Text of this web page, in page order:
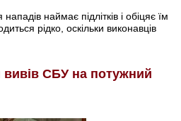
наймає підлітків і обіцяє їм
рідко, оскільки виконавців
СБУ на потужний